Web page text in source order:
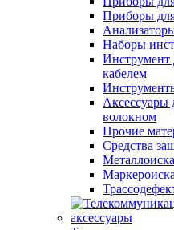
Приборы
Наборы
Инструмент
кабелем
Аксессуары
волокном
Прочие
Средства